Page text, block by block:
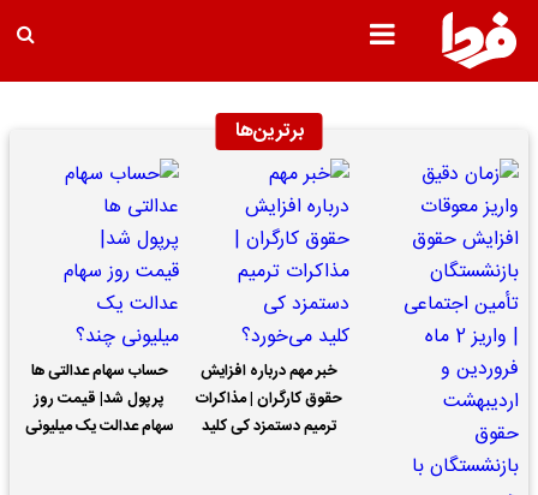
برترین‌ها
خبر مهم درباره افزایش
حقوق کارگران | مذاکرات
ترمیم دستمزد کی کلید
حساب سهام عدالتی ها
پرپول شد| قیمت روز
سهام عدالت یک میلیونی